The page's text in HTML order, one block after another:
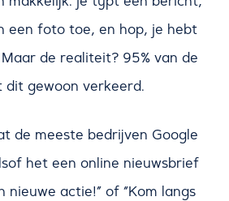
een foto toe, en hop, je hebt
de realiteit? 95% van de
dit gewoon verkeerd.
de meeste bedrijven Google
het een online nieuwsbrief
nieuwe actie!” of “Kom langs